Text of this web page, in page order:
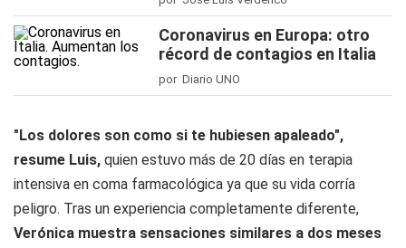
Coronavirus en Europa: otro
récord de contagios en Italia
por Diario UNO
"Los dolores son como si te hubiesen apaleado",
resume Luis, quien estuvo más de 20 días en terapia
intensiva en coma farmacológica ya que su vida corría
peligro. Tras un experiencia completamente diferente,
Verónica muestra sensaciones similares a dos meses